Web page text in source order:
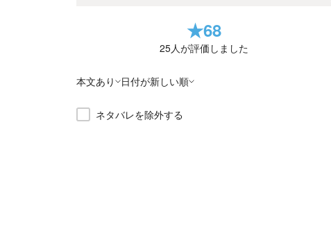
★68
25人が評価しました
本文あり 日付が新しい順
ネタバレを除外する